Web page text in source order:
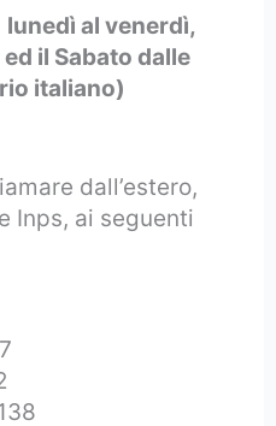
lunedì al venerdì,
il Sabato dalle
italiano)
dall’estero,
Inps, ai seguenti